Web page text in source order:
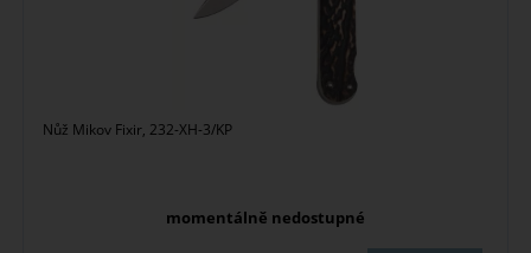
Nůž Mikov Fixir, 232-XH-3/KP
momentálně nedostupné